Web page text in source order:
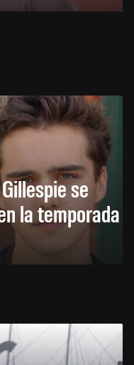
se
la temporada